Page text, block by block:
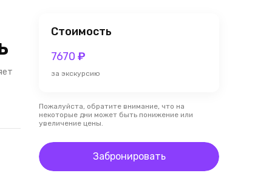
Стоимость
7670 ₽
за экскурсию
Пожалуйста, обратите внимание, что на
некоторые дни может быть понижение или
увеличение цены.
Забронировать